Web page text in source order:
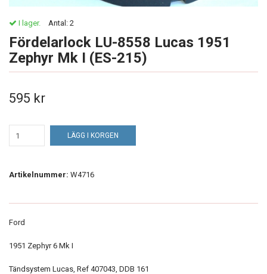
I lager. Antal: 2
Fördelarlock LU-8558 Lucas 1951
Zephyr Mk I (ES-215)
595 kr
LÄGG I KORGEN
Artikelnummer: W4716
Ford
1951 Zephyr 6 Mk I
Tändsystem Lucas, Ref 407043, DDB 161